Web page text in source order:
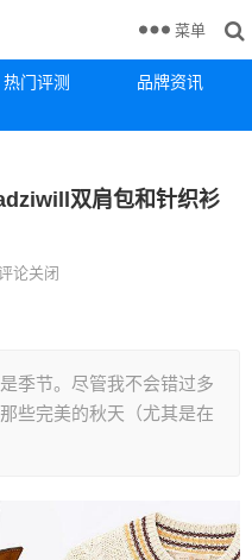
热门评测
品牌资讯
菜单
双肩包和针织衫
论关闭
季节。尽管我不会错过多
些完美的秋天（尤其是在